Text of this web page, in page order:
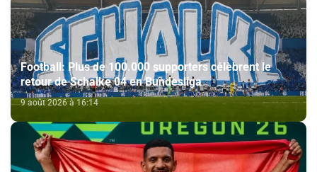
Football: Plus de 100.000 supporters célèbrent le
retour de Schalke 04 en Bundesliga
9 août 2026 à 16:14